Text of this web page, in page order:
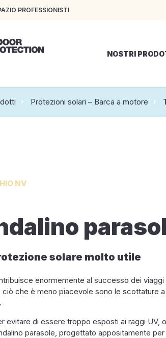
PROFESSIONISTI
NOSTRI
Protezioni solari – Barca a motore
NV
solare molto utile
enormemente al successo dei viaggi
ciò che è meno piacevole sono le scottature
evitare di essere troppo esposti ai raggi UV,
parasole, progettato appositamente per